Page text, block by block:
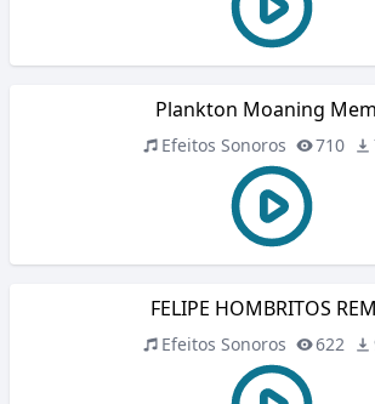
Plankton Moaning
Efeitos Sonoros 710
FELIPE HOMBRITOS
Efeitos Sonoros 622